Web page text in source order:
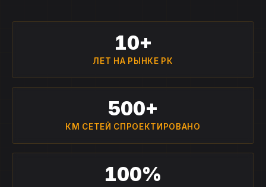
10+
ЛЕТ НА РЫНКЕ РК
500+
КМ СЕТЕЙ СПРОЕКТИРОВАНО
100%